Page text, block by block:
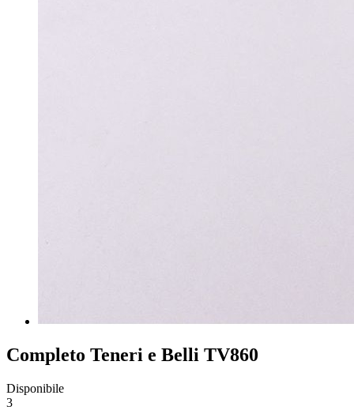
Completo Teneri e Belli TV860
Disponibile
3